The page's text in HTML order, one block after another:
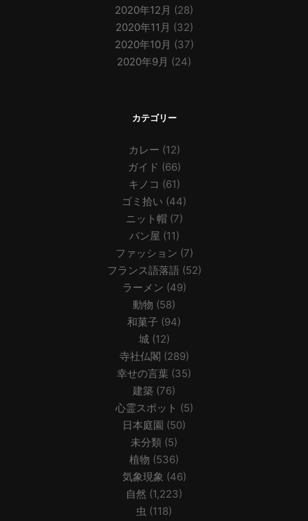
2020年12月 (28)
2020年11月 (32)
2020年10月 (37)
2020年9月 (24)
カテゴリー
カレー (12)
ガイド (66)
キノコ (61)
ゴミ拾い (44)
ニット帽 (7)
パン屋 (11)
ファッション (7)
フランス語落語 (52)
ラーメン (49)
動物 (58)
和菓子 (94)
城(12)
寺社仏閣 (289)
幸せの言葉 (35)
建築 (76)
心霊スポット (5)
日本庭園 (50)
未分類 (5)
植物 (536)
気象現象 (46)
自然 (1,223)
虫 (118)